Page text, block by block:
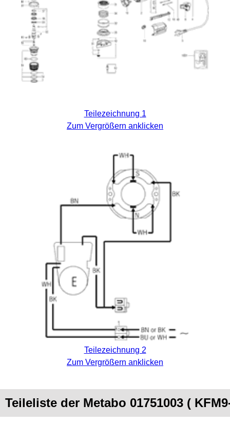
Teilezeichnung 1
Zum Vergrößern anklicken
Teilezeichnung 2
Zum Vergrößern anklicken
Teileliste der Metabo 01751003 (